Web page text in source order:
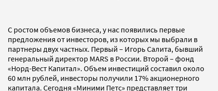
С ростом объемов бизнеса, у нас появились первые
предложения от инвесторов, из которых мы выбрали в
партнеры двух частных. Первый – Игорь Салита, бывший
генеральный директор MARS в России. Второй – фонд
«Норд-Вест Капитал». Объем инвестиций составил около
60 млн рублей, инвесторы получили 17% акционерного
капитала. Сегодня «Миними Петс» представляет три